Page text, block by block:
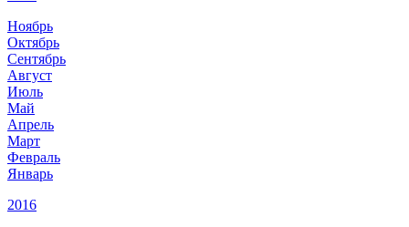
Ноябрь
Октябрь
Сентябрь
Август
Июль
Май
Апрель
Март
Февраль
Январь
2016